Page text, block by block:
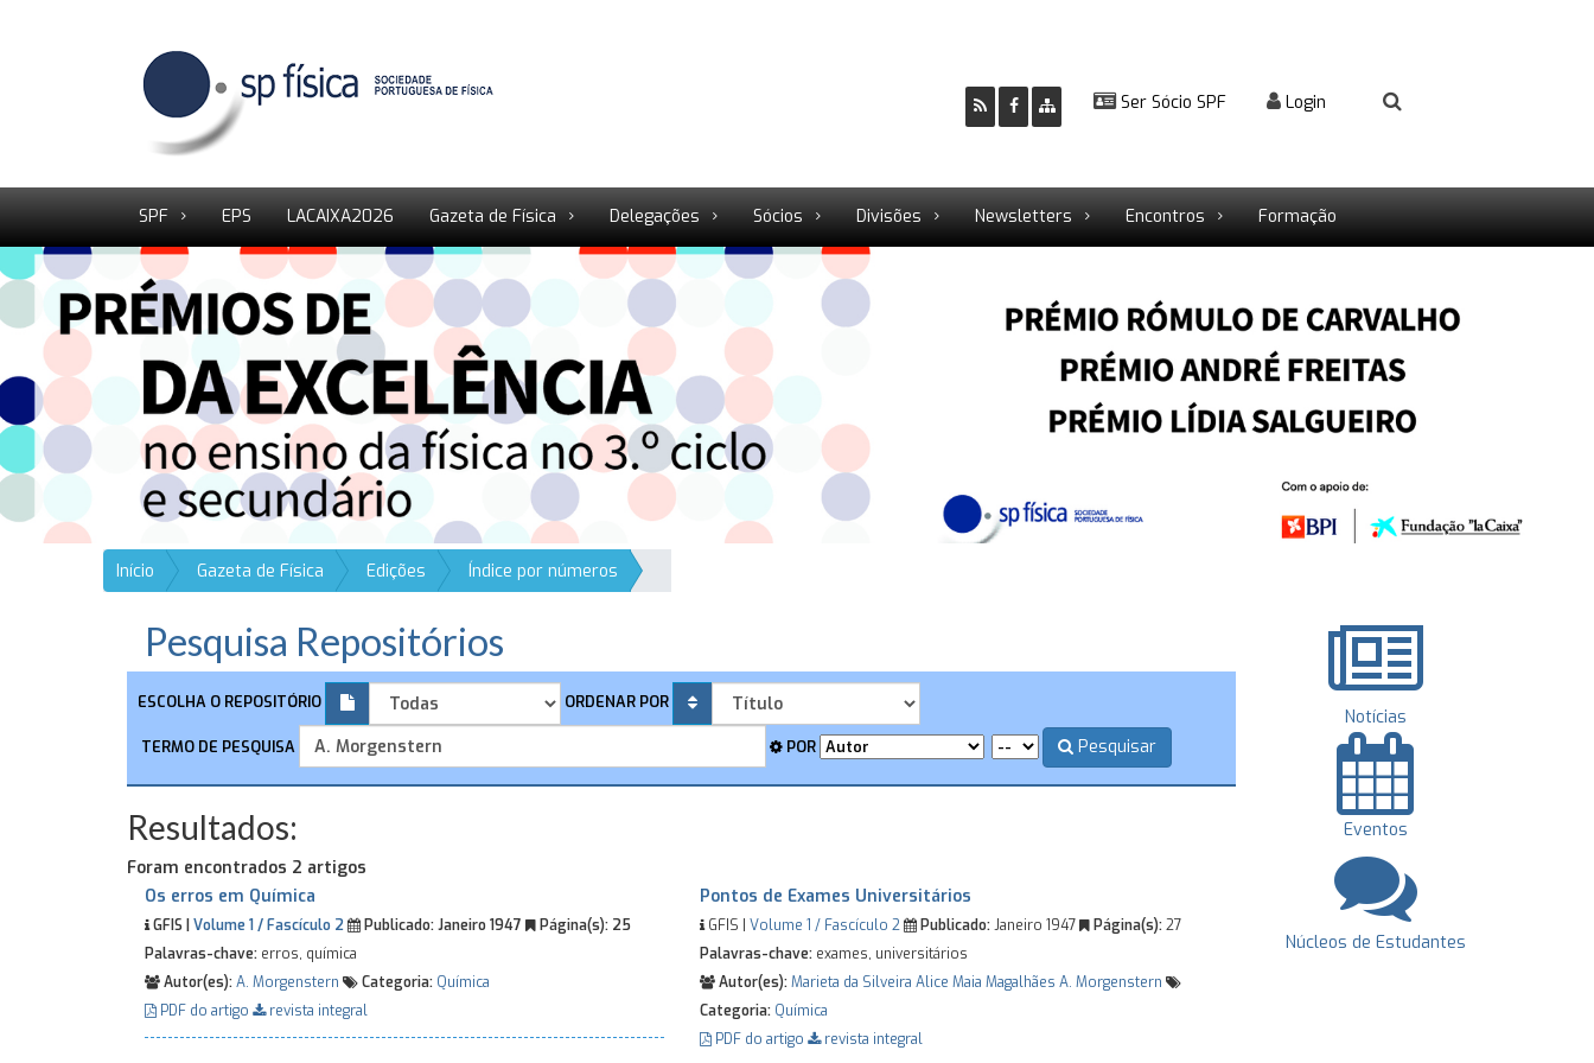
Ser Sócio SPF Login
SPF EPS LACAIXA2026 Gazeta de Física Delegações Sócios Divisões Newsletters Encontros Formação
Início Gazeta de Física Edições Índice por números
Pesquisa Repositórios
ESCOLHA O REPOSITÓRIO ORDENAR POR
TERMO DE PESQUISA POR Pesquisar
Resultados:
Foram encontrados 2 artigos
Os erros em Química
GFIS | Volume 1 / Fascículo 2 Publicado:Janeiro 1947 Página(s): 25
Palavras-chave: erros, química
Autor(es):A. Morgenstern Categoria: Química
PDF do artigo
revista integral
Pontos de Exames Universitários
GFIS | Volume 1 / Fascículo 2 Publicado:Janeiro 1947 Página(s):27
Palavras-chave:exames, universitários
Autor(es): Marieta da Silveira Alice Maia Magalhães A. Morgenstern
Categoria: Química
PDF do artigo
revista integral
Notícias
Eventos
Núcleos de Estudantes